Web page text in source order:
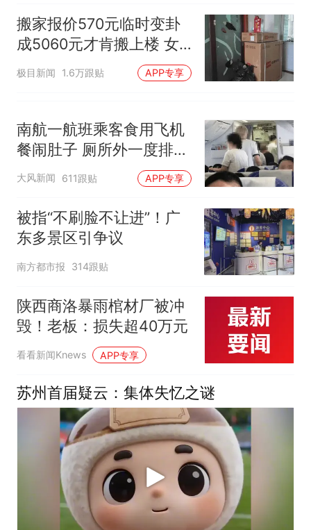
因老师一句“跟我回家”改写了
人生
搬家报价570元临时变卦
成5060元才肯搬上楼 女
子傻眼
极目新闻 1.6万跟贴 APP专享
南航一航班乘客食用飞机
餐闹肚子 厕所外一度排长
队
大风新闻 611跟贴 APP专享
被指“不刷脸不让进”！广
东多景区引争议
南方都市报 314跟贴
陕西商洛暴雨棺材厂被冲
毁！老板：损失超40万元
看看新闻Knews APP专享
苏州首届疑云：集体失忆之谜